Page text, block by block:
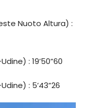
Nuoto Altura) :
: 19’50”60
: 5’43”26